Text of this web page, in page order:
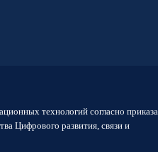
технологий согласно приказа
Цифрового развития, связи и